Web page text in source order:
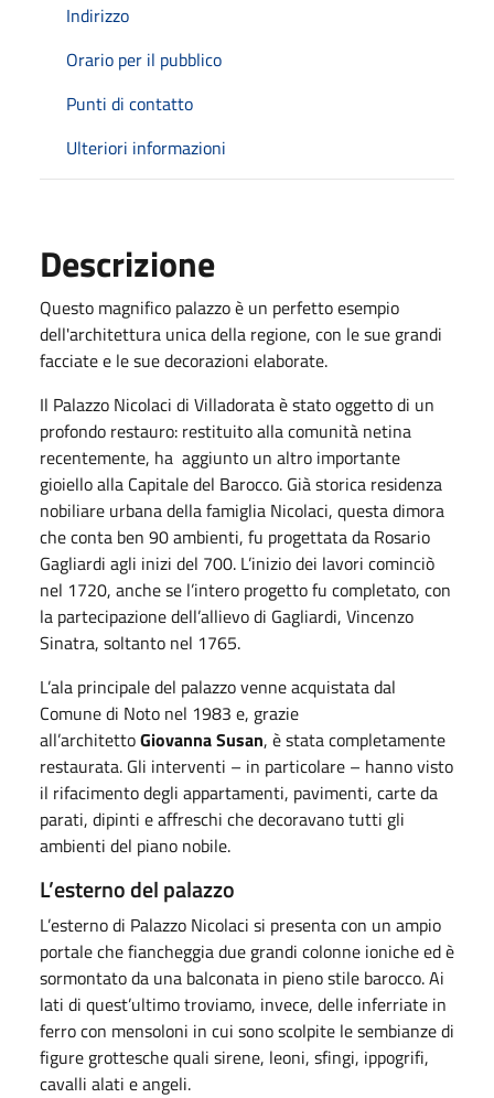
Indirizzo
Orario per il pubblico
Punti di contatto
Ulteriori informazioni
Descrizione
Questo magnifico palazzo è un perfetto esempio
dell'architettura unica della regione, con le sue grandi
facciate e le sue decorazioni elaborate.
Il Palazzo Nicolaci di Villadorata è stato oggetto di un
profondo restauro: restituito alla comunità netina
recentemente, ha aggiunto un altro importante
gioiello alla Capitale del Barocco. Già storica residenza
nobiliare urbana della famiglia Nicolaci, questa dimora
che conta ben 90 ambienti, fu progettata da Rosario
Gagliardi agli inizi del 700. L’inizio dei lavori cominciò
nel 1720, anche se l’intero progetto fu completato, con
la partecipazione dell’allievo di Gagliardi, Vincenzo
Sinatra, soltanto nel 1765.
L’ala principale del palazzo venne acquistata dal
Comune di Noto nel 1983 e, grazie
all’architettoGiovanna Susan, è stata completamente
restaurata. Gli interventi – in particolare – hanno visto
il rifacimento degli appartamenti, pavimenti, carte da
parati, dipinti e affreschi che decoravano tutti gli
ambienti del piano nobile.
L’esterno del palazzo
L’esterno di Palazzo Nicolaci si presenta con un ampio
portale che fiancheggia due grandi colonne ioniche ed è
sormontato da una balconata in pieno stile barocco. Ai
lati di quest’ultimo troviamo, invece, delle inferriate in
ferro con mensoloni in cui sono scolpite le sembianze di
figure grottesche quali sirene, leoni, sfingi, ippogrifi,
cavalli alati e angeli.